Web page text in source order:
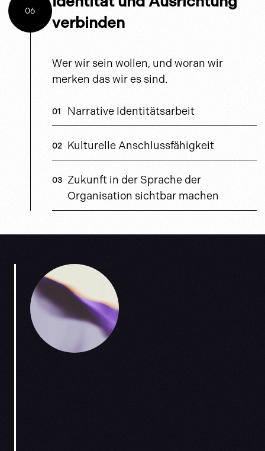
06
verbinden
Wer wir sein wollen, und woran wir
merken das wir es sind.
Narrative Identitätsarbeit
Kulturelle Anschlussfähigkeit
Zukunft in der Sprache der
Organisation sichtbar machen